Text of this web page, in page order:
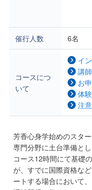
催行人数 6名
コースにつ
いて
イ
講
お
体
注
芳香心身学始めのスタ
専門分野に土台準備と
コース12時間にて基礎
が、すでに国際資格な
ートする場合において